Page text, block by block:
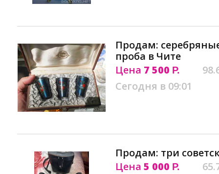
Продам:
проба в Чите
Цена 7 500 Р.
Сегодня в 09:01
Продам: три
Цена 5 000 Р.